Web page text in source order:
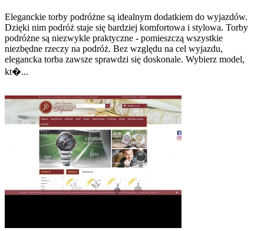
Eleganckie torby podróżne są idealnym dodatkiem do wyjazdów.
Dzięki nim podróż staje się bardziej komfortowa i stylowa. Torby
podróżne są niezwykle praktyczne - pomieszczą wszystkie
niezbędne rzeczy na podróż. Bez względu na cel wyjazdu,
elegancka torba zawsze sprawdzi się doskonale. Wybierz model,
kt�...